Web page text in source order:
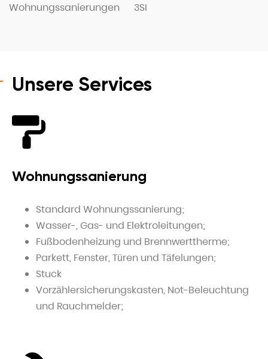
Wohnungssanierungen 3SI
Unsere Services
Wohnungssanierung
Standard Wohnungssanierung;
Wasser-, Gas- und Elektroleitungen;
Fußbodenheizung und Brennwerttherme;
Parkett, Fenster, Türen und Täfelungen;
Stuck
Vorzählersicherungskasten, Not-Beleuchtung
und Rauchmelder;